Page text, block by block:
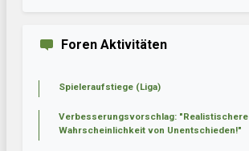
Foren Aktivitäten
Spieleraufstiege (Liga)
Verbesserungsvorschlag: "Realistischere
Wahrscheinlichkeit von Unentschieden!"